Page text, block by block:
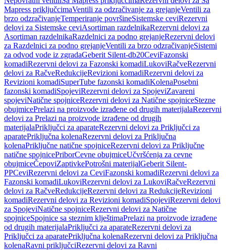
Mapress priključcimaVentili za odzračivanje za grejanjeVentili za
brzo odzračivanjeTemperiranje površineSistemske ceviRezervni
delovi za Sistemske ceviAsortiman razdelnikaRezervni delovi za
Asortiman razdelnikaRazdelnici za podno grejanjeRezervni delovi
za Razdelnici za podno grejanjeVentili za brzo odzračivanjeSistemi
za odvod vode iz zgradaGeberit Silent-db20CeviFazonski
komadiRezervni delovi za Fazonski komadiLukoviRačveRezervni
delovi za RačveRedukcijeRevizioni komadiRezervni delovi za
Revizioni komadiSuperTube fazonski komadiKolenaPosebni
fazonski komadiSpojeviRezervni delovi za SpojeviZavareni
spojeviNatične spojniceRezervni delovi za Natične spojniceStezne
obujmicePrelazi na proizvode izrađene od drugih materijalaRezervni
delovi za Prelazi na proizvode izrađene od drugih
materijalaPriključci za aparateRezervni delovi za Priključci za
aparatePriključna kolenaRezervni delovi za Priključna
kolenaPriključne natične spojniceRezervni delovi za Priključne
natične spojnicePriborCevne obujmiceUčvršćenja za cevne
obujmiceČepoviZaptivkePotrošni materijalGeberit Silent-
PPCeviRezervni delovi za CeviFazonski komadiRezervni delovi za
Fazonski komadiLukoviRezervni delovi za LukoviRačveRezervni
delovi za RačveRedukcijeRezervni delovi za RedukcijeRevizioni
komadiRezervni delovi za Revizioni komadiSpojeviRezervni delovi
za SpojeviNatične spojniceRezervni delovi za Natične
spojniceSpojnice sa steznim klještimaPrelazi na proizvode izrađene
od drugih materijalaPriključci za aparateRezervni delovi za
Priključci za aparatePriključna kolenaRezervni delovi za Priključna
kolenaRavni priključciRezervni delovi za Ravni